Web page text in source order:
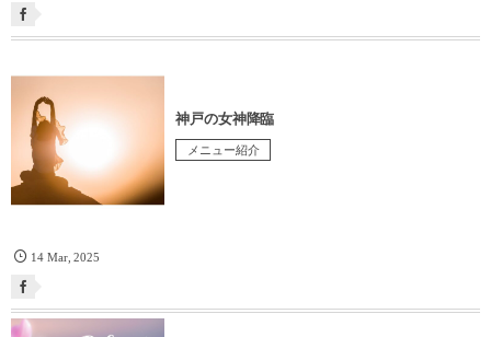
神戸の女神降臨
メニュー紹介
14 Mar,2025